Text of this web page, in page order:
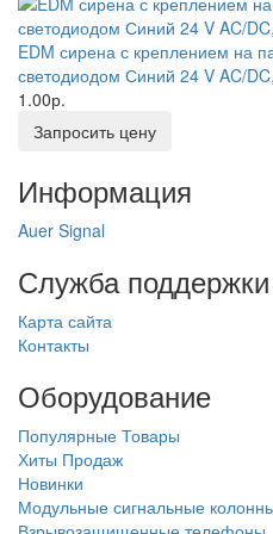
EDM сирена с креплением на
светодиодом Синий 24 V AC/
1.00р.
Запросить цену
Информация
Auer Signal
Служба поддержки
Карта сайта
Контакты
Оборудование
Популярные Товары
Хиты Продаж
Новинки
Модульные сигнальные